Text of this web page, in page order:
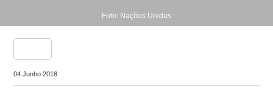
Foto: Nações Unidas
04 Junho 2018